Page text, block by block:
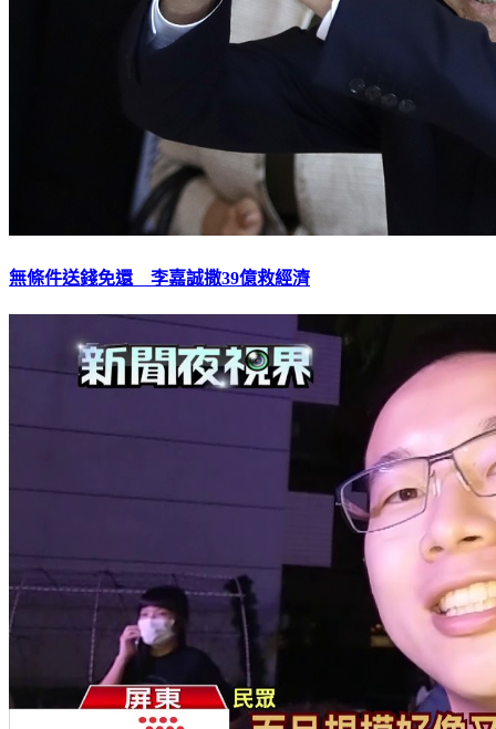
無條件送錢免還 李嘉誠撒39億救經濟